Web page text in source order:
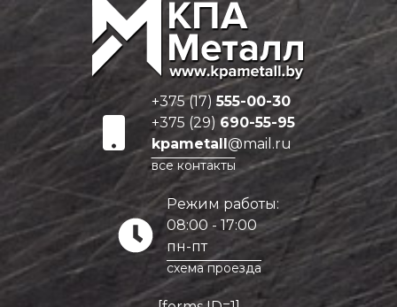
+375 (17)555-00-30
+375 (29) 690-55-95
kpametall@mail.ru
все контакты
Режим работы:
08:00 - 17:00
пн-пт
схема проезда